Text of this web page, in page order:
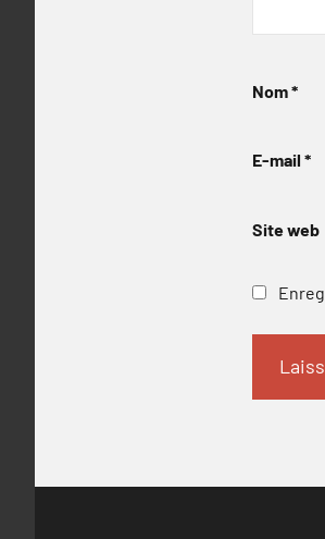
Nom*
E-mail *
Site web